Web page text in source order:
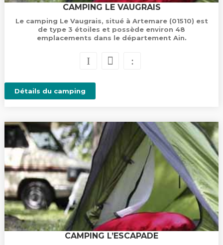
CAMPING LE VAUGRAIS
Le camping Le Vaugrais, situé à Artemare (01510) est
de type 3 étoiles et possède environ 48
emplacements dans le département Ain.
Détails du camping
CAMPING L’ESCAPADE